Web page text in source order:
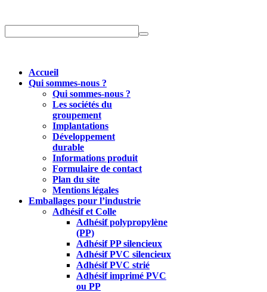
Accueil
Qui sommes-nous ?
Qui sommes-nous ?
Les sociétés du
groupement
Implantations
Développement
durable
Informations produit
Formulaire de contact
Plan du site
Mentions légales
Emballages pour l’industrie
Adhésif et Colle
Adhésif polypropylène
(PP)
Adhésif PP silencieux
Adhésif PVC silencieux
Adhésif PVC strié
Adhésif imprimé PVC
ou PP